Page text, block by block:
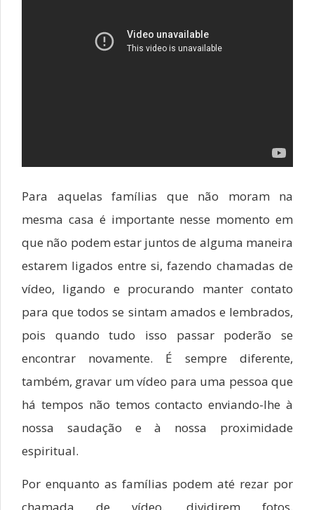
Para aquelas famílias que não moram na
mesma casa é importante nesse momento em
que não podem estar juntos de alguma maneira
estarem ligados entre si, fazendo chamadas de
vídeo, ligando e procurando manter contato
para que todos se sintam amados e lembrados,
pois quando tudo isso passar poderão se
encontrar novamente. É sempre diferente,
também, gravar um vídeo para uma pessoa que
há tempos não temos contacto enviando-lhe à
nossa saudação e à nossa proximidade
espiritual.
Por enquanto as famílias podem até rezar por